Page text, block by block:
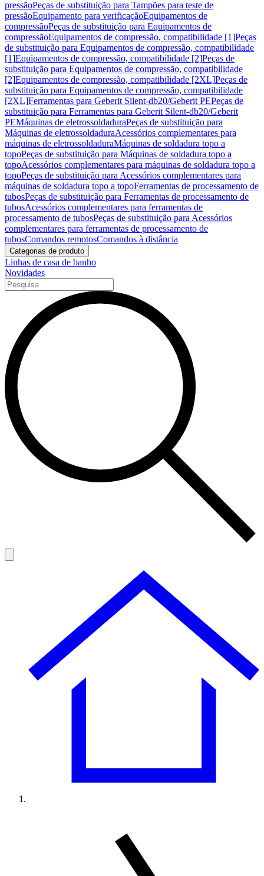
pressãoPeças de substituição para Tampões para teste de
pressãoEquipamento para verificaçãoEquipamentos de
compressãoPeças de substituição para Equipamentos de
compressãoEquipamentos de compressão, compatibilidade [1]Peças
de substituição para Equipamentos de compressão, compatibilidade
[1]Equipamentos de compressão, compatibilidade [2]Peças de
substituição para Equipamentos de compressão, compatibilidade
[2]Equipamentos de compressão, compatibilidade [2XL]Peças de
substituição para Equipamentos de compressão, compatibilidade
[2XL]Ferramentas para Geberit Silent-db20/Geberit PEPeças de
substituição para Ferramentas para Geberit Silent-db20/Geberit
PEMáquinas de eletrossoldaduraPeças de substituição para
Máquinas de eletrossoldaduraAcessórios complementares para
máquinas de eletrossoldaduraMáquinas de soldadura topo a
topoPeças de substituição para Máquinas de soldadura topo a
topoAcessórios complementares para máquinas de soldadura topo a
topoPeças de substituição para Acessórios complementares para
máquinas de soldadura topo a topoFerramentas de processamento de
tubosPeças de substituição para Ferramentas de processamento de
tubosAcessórios complementares para ferramentas de
processamento de tubosPeças de substituição para Acessórios
complementares para ferramentas de processamento de
tubosComandos remotosComandos à distância
Categorias de produto
Linhas de casa de banho
Novidades